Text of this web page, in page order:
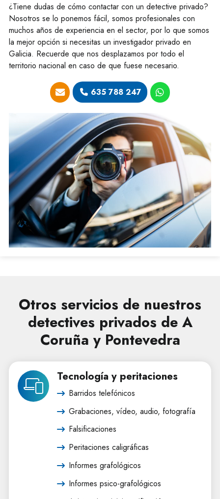
¿Tiene dudas de cómo contactar con un detective privado?
Nosotros se lo ponemos fácil, somos profesionales con
muchos años de experiencia en el sector, por lo que somos
la mejor opción si necesitas un investigador privado en
Galicia. Recuerde que nos desplazamos por todo el
territorio nacional en caso de que fuese necesario.
635 788 247
Otros servicios de nuestros
detectives privados de A
Coruña y Pontevedra
Tecnología y peritaciones
Barridos telefónicos
Grabaciones, vídeo, audio, fotografía
Falsificaciones
Peritaciones caligráficas
Informes grafológicos
Informes psico-grafológicos